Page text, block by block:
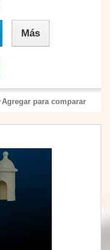
Más
Agregar para comparar